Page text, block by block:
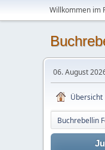
Willkommen im
06. August
Übersicht
Buchrebellin